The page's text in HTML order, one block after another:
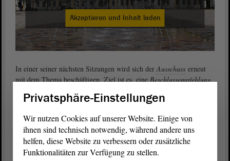
Akzeptieren und Inhalt laden
In einer seiner nächsten Sitzungen wird sich derAusschuss erneut
mit dem Thema beschäftigen. Ziel ist es, eineBeschlussempfehlung
Novenber/Dezember der gesamteLandtagentscheidet.
Die Ausschusssitzungen imLandtagsind grundsätzlich öffentlich.
Das heißt, falls Sie ein Thema interessiert, können Sie einfach mal
vorbeischauen und den Abgeordneten während ihrer Beratungen
über die Schulter schauen.
Privatsphäre-Einstellungen
Wir nutzen Cookies auf unserer Website. Einige von
ihnen sind technisch notwendig, während andere uns
helfen, diese Website zu verbessern oder zusätzliche
Funktionalitäten zur Verfügung zu stellen.